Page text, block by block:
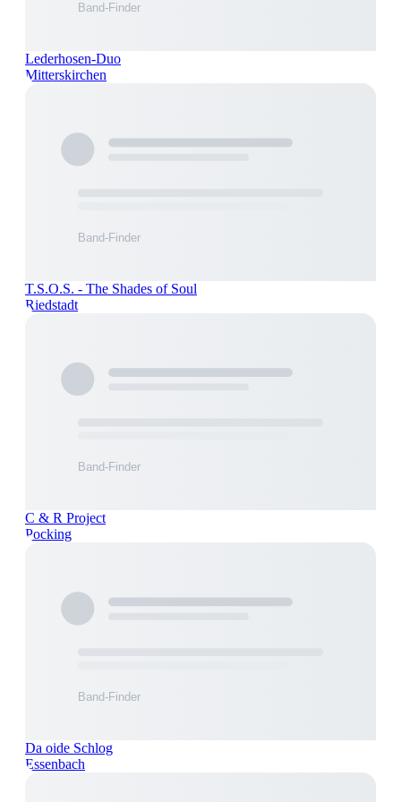
Lederhosen-Duo
Mitterskirchen
T.S.O.S. - The Shades of Soul
Riedstadt
C & R Project
Pocking
Da oide Schlog
Essenbach